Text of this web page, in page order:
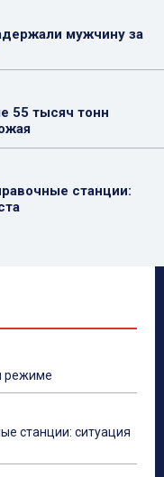
мужчину за
55 тысяч тонн
станции:
режиме
станции: ситуация